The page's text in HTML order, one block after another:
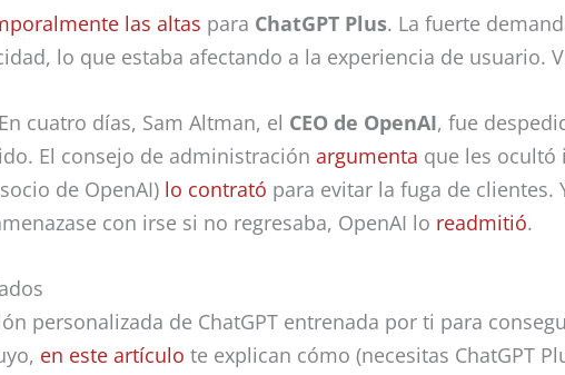
las altas para ChatGPT Plus. La fuerte
lo que estaba afectando a la experiencia de usuario.
cuatro días, Sam Altman, el CEO de OpenAI, fue
El consejo de administración argumenta que les
de OpenAI) lo contrató para evitar la fuga de clientes.
con irse si no regresaba, OpenAI lo readmitió.
personalizada de ChatGPT entrenada por ti para
en este artículo te explican cómo (necesitas ChatGPT